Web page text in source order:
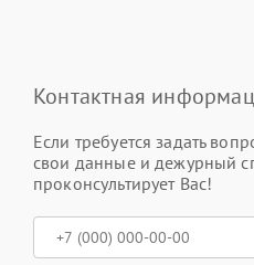
Контактная
Если требуется задать
свои данные и дежурный
проконсультирует Вас!